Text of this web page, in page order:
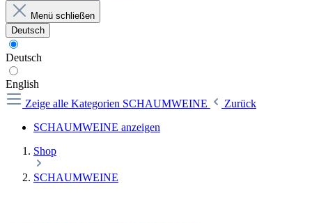
Menü schließen
Deutsch
Deutsch
English
Zeige alle Kategorien SCHAUMWEINE
Zurück
SCHAUMWEINE anzeigen
Shop
SCHAUMWEINE